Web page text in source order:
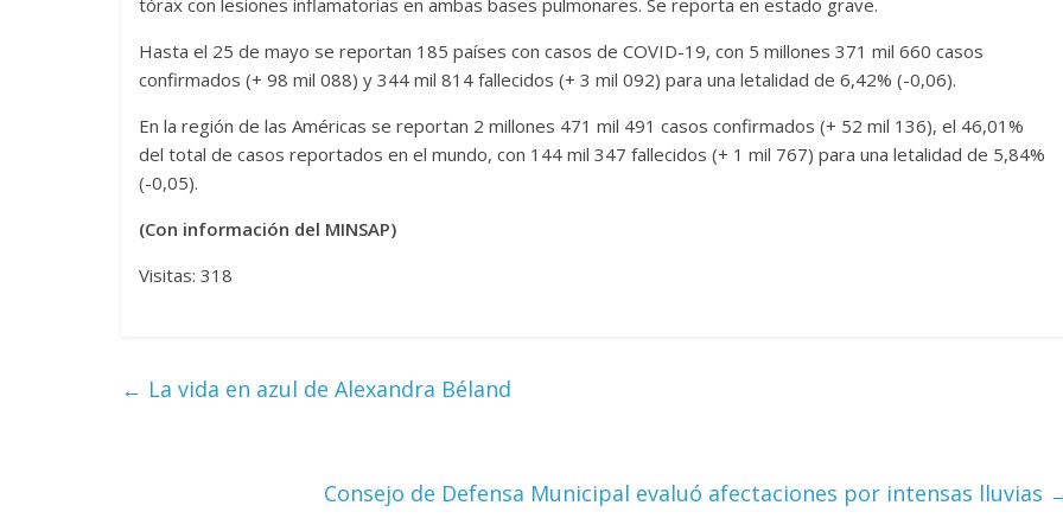
Hasta el 25 de mayo se reportan 185 países con casos de COVID-19, con 5 millones 371 mil 660 casos
confirmados (+ 98 mil 088) y 344 mil 814 fallecidos (+ 3 mil 092) para una letalidad de 6,42% (-0,06).
En la región de las Américas se reportan 2 millones 471 mil 491 casos confirmados (+ 52 mil 136), el 46,01%
del total de casos reportados en el mundo, con 144 mil 347 fallecidos (+ 1 mil 767) para una letalidad de 5,84%
(-0,05).
(Con información del MINSAP)
Visitas: 318
← La vida en azul de Alexandra Béland
Consejo de Defensa Municipal evaluó afectaciones por intensas lluvias